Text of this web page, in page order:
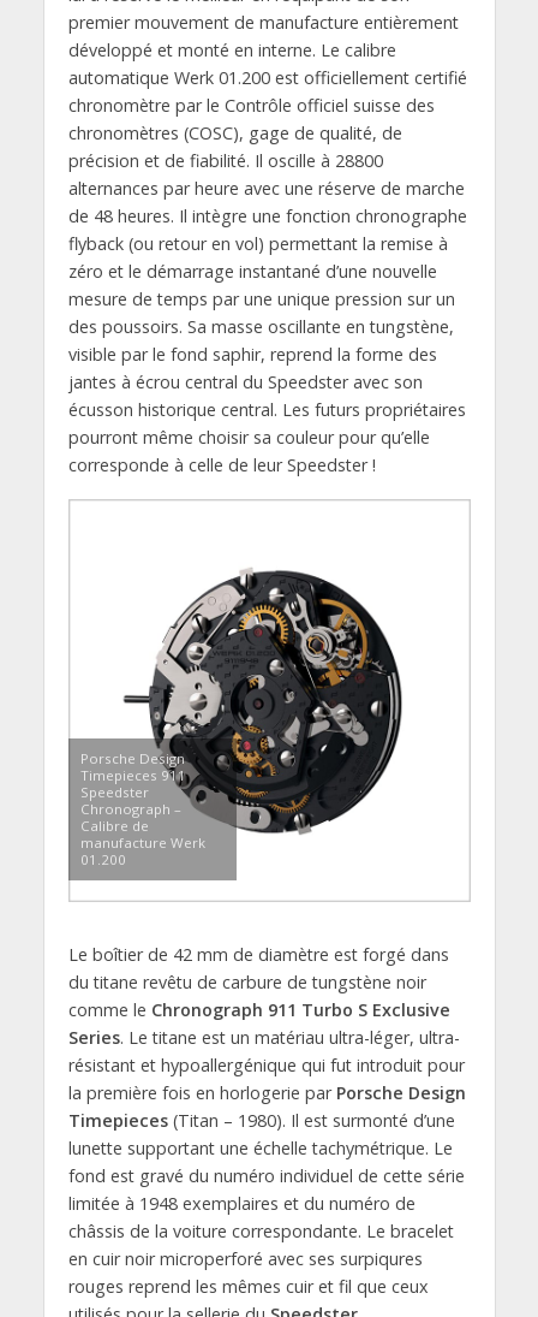
premier mouvement de manufacture entièrement
développé et monté en interne. Le calibre
automatique Werk 01.200 est officiellement certifié
chronomètre par le Contrôle officiel suisse des
chronomètres (COSC), gage de qualité, de
précision et de fiabilité. Il oscille à 28800
alternances par heure avec une réserve de marche
de 48 heures. Il intègre une fonction chronographe
flyback (ou retour en vol) permettant la remise à
zéro et le démarrage instantané d’une nouvelle
mesure de temps par une unique pression sur un
des poussoirs. Sa masse oscillante en tungstène,
visible par le fond saphir, reprend la forme des
jantes à écrou central du Speedster avec son
écusson historique central. Les futurs propriétaires
pourront même choisir sa couleur pour qu’elle
corresponde à celle de leur Speedster !
Porsche Design
Timepieces 911
Speedster
Chronograph –
Calibre de
manufacture Werk
01.200
Le boîtier de 42 mm de diamètre est forgé dans
du titane revêtu de carbure de tungstène noir
comme le Chronograph 911 Turbo S Exclusive
Series. Le titane est un matériau ultra-léger, ultra-
résistant et hypoallergénique qui fut introduit pour
la première fois en horlogerie par Porsche Design
Timepieces(Titan – 1980). Il est surmonté d’une
lunette supportant une échelle tachymétrique. Le
fond est gravé du numéro individuel de cette série
limitée à 1948 exemplaires et du numéro de
châssis de la voiture correspondante. Le bracelet
en cuir noir microperforé avec ses surpiqures
rouges reprend les mêmes cuir et fil que ceux